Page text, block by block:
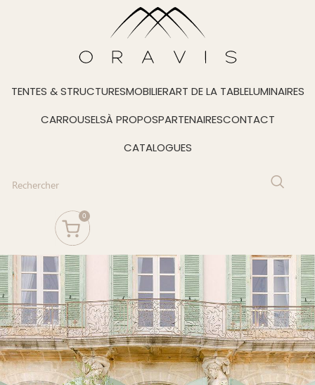
TENTES & STRUCTURESMOBILIERART DE LA TABLELUMINAIRES
CARROUSELSÀ PROPOSPARTENAIRESCONTACT
CATALOGUES
0